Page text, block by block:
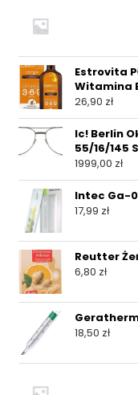
Estrovita
Witamina
26,90 zł
Ic! Berlin
55/16/145
1999,00 zł
Intec Ga-
17,99 zł
Reutter
6,80 zł
18,50 zł